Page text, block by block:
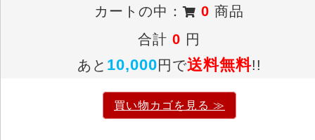
カートの中： 0 商品
合計0 円
あと 10,000円で送料無料!!
買い物カゴを見る ≫